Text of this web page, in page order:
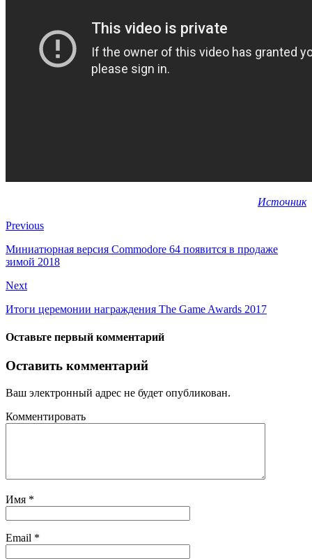
Источник
Previous
Миниатюрная версия Commodore 64 появится в продаже
зимой 2018
Next
Итоги церемонии награждения The Game Awards 2017
Оставьте первый комментарий
Оставить комментарий
Ваш электронный адрес не будет опубликован.
Комментировать
Имя *
Email *